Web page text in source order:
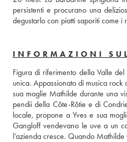
persistenti e procurano una
degustarlo con piatti saporiti come
INFORMAZIONI
Figura di riferimento della Valle
unica. Appassionato di musica
sua moglie Mathilde durante una
pendii della Côte-Rôtie e di
locale, propone a Yves e sua
Gangloff vendevano le uve a un
l’azienda cresce. Quando